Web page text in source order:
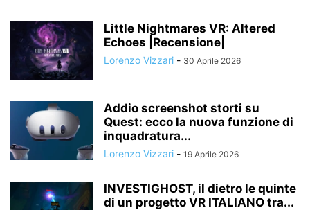
Little Nightmares VR: Altered
Echoes |Recensione|
Lorenzo Vizzari - 30 Aprile 2026
Addio screenshot storti su
Quest: ecco la nuova funzione di
inquadratura...
Lorenzo Vizzari - 19 Aprile 2026
INVESTIGHOST, il dietro le quinte
di un progetto VR ITALIANO tra...